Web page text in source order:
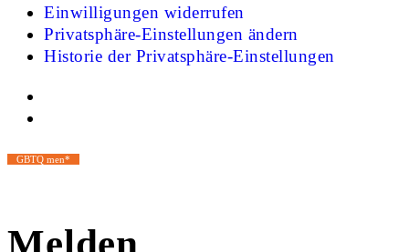
Einwilligungen widerrufen
Privatsphäre-Einstellungen ändern
Historie der Privatsphäre-Einstellungen
GBTQ men*